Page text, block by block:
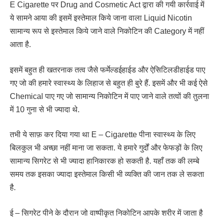
E Cigarette पर Drug and Cosmetic Act द्वारा की गयी कार्रवाई में
ये सामने आया की इसमें इस्तेमाल किये जाना वाला Liquid Nicotin
सामान्य रूप से इस्तेमाल किये जाने वाले निकोटिन की Category में नहीं
आता है.
इसमें बहुत ही खतरनाक तत्व जैसे फर्मेल्डईहाईड और ऐसिटिलडीहाईड पाए
गए जो की हमारे स्वास्थ्य के लिहाज से बहुत ही बुरे हैं. इसमें और भी कई ऐसे
Chemical पाए गए जो सामान्य निकोटिन में पाए जाने वाले तत्वों की तुलना
में 10 गुना से भी ज्यादा थे.
तभी ये साफ़ कर दिया गया था E – Cigarette पीना स्वास्थ्य के लिए
बिलकुल भी अच्छा नहीं माना जा सकता. ये हमारे गुर्दों और फेफड़ों के लिए
सामान्य सिगरेट से भी ज्यादा हानिकारक हो सकती है. यहाँ तक की लम्बे
समय तक इसका ज्यादा इस्तेमाल किसी भी व्यक्ति की जान तक ले सकता
है.
ई – सिगरेट पीने के दौरान जो वाष्पीकृत निकोटिन आपके शरीर में जाता है